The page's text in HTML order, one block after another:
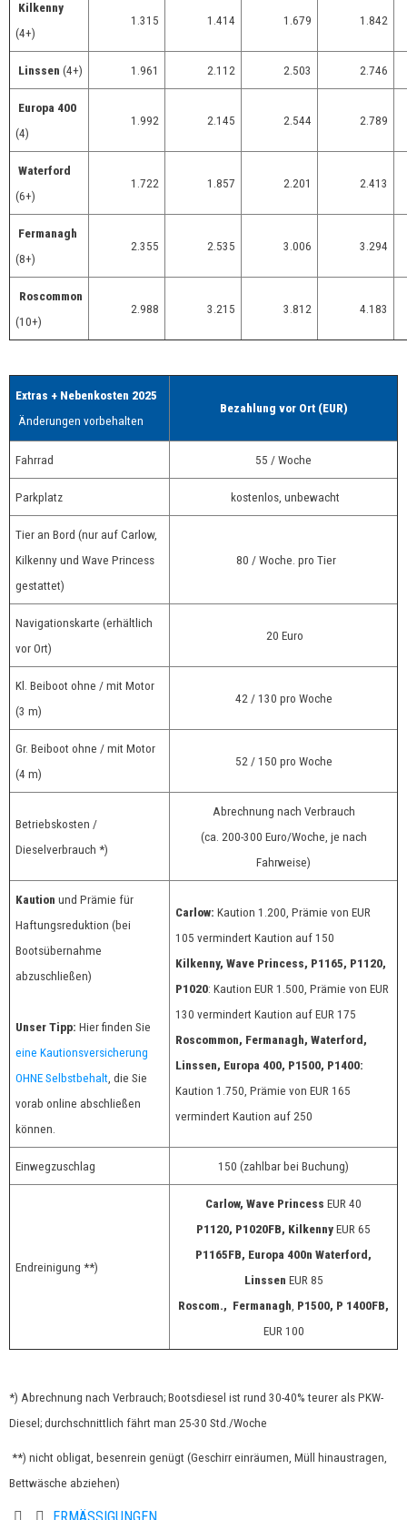
Kilkenny
(4+)
1.315 1.414 1.679 1.842
Linssen (4+) 1.961 2.112 2.503 2.746
Europa 400
(4)
1.992 2.145 2.544 2.789
Waterford
(6+)
1.722 1.857 2.201 2.413
Fermanagh
(8+)
2.355 2.535 3.006 3.294
Roscommon
(10+)
2.988 3.215 3.812 4.183
Extras + Nebenkosten 2025
Änderungen vorbehalten
Bezahlung vor Ort (EUR)
Fahrrad 55 / Woche
Parkplatz kostenlos, unbewacht
Tier an Bord (nur auf Carlow,
Kilkenny und Wave Princess
gestattet)
80 / Woche. pro Tier
Navigationskarte (erhältlich
vor Ort)
20 Euro
Kl. Beiboot ohne / mit Motor
(3 m)
42 / 130 pro Woche
Gr. Beiboot ohne / mit Motor
(4 m)
52 / 150 pro Woche
Betriebskosten /
Dieselverbrauch *)
Abrechnung nach Verbrauch
(ca. 200-300 Euro/Woche, je nach
Fahrweise)
Kaution und Prämie für
Haftungsreduktion (bei
Bootsübernahme
abzuschließen)
Unser Tipp: Hier finden Sie
eine Kautionsversicherung
OHNE Selbstbehalt, die Sie
vorab online abschließen
können.
Carlow: Kaution 1.200, Prämie von EUR
105 vermindert Kaution auf 150
Kilkenny, Wave Princess, P1165, P1120,
P1020: Kaution EUR 1.500, Prämie von EUR
130 vermindert Kaution auf EUR 175
Roscommon, Fermanagh, Waterford,
Linssen, Europa 400, P1500, P1400:
Kaution 1.750, Prämie von EUR 165
vermindert Kaution auf 250
Einwegzuschlag 150 (zahlbar bei Buchung)
Endreinigung **)
Carlow, Wave Princess EUR 40
P1120, P1020FB, Kilkenny EUR 65
P1165FB, Europa 400n Waterford,
Linssen EUR 85
Roscom., Fermanagh, P1500, P 1400FB,
EUR 100
*) Abrechnung nach Verbrauch; Bootsdiesel ist rund 30-40% teurer als PKW-
Diesel; durchschnittlich fährt man 25-30 Std./Woche
**) nicht obligat, besenrein genügt (Geschirr einräumen, Müll hinaustragen,
Bettwäsche abziehen)